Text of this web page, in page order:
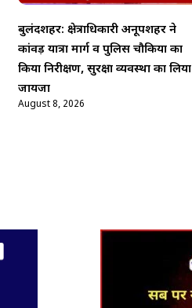
बुलंदशहर: क्षेत्राधिकारी अनूपशहर ने
कांवड़ यात्रा मार्ग व पुलिस चौकियों का
किया निरीक्षण, सुरक्षा व्यवस्था का लिया
जायजा
August 8, 2026